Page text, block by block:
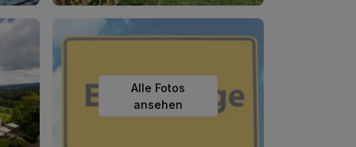
Alle Fotos
ansehen